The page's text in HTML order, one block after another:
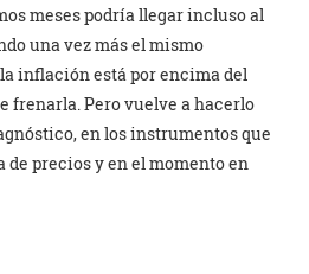
meses podría llegar incluso al
una vez más el mismo
inflación está por encima del
frenarla. Pero vuelve a hacerlo
en los instrumentos que
precios y en el momento en